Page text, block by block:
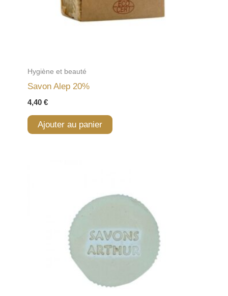
Hygiène et beauté
Savon Alep 20%
4,40 €
Ajouter au panier